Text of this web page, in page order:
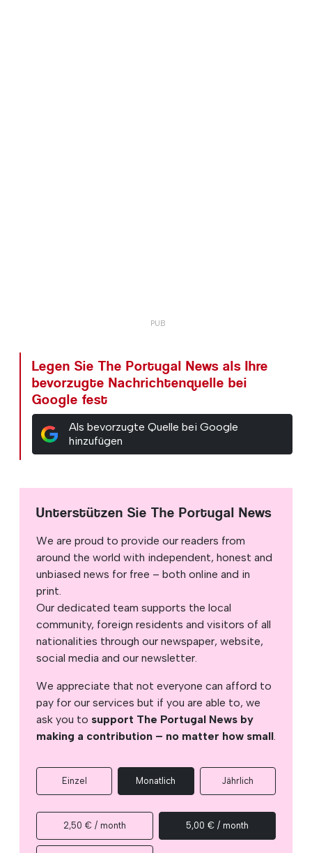
Legen Sie The Portugal News als Ihre
bevorzugte Nachrichtenquelle bei
Google fest
Als bevorzugte Quelle bei Google
hinzufügen
Unterstützen Sie The Portugal News
We are proud to provide our readers from
around the world with independent, honest and
unbiased news for free – both online and in
print.
Our dedicated team supports the local
community, foreign residents and visitors of all
nationalities through our newspaper, website,
social media and our newsletter.
We appreciate that not everyone can afford to
pay for our services but if you are able to, we
ask you to support The Portugal News by
making a contribution – no matter how small.
Einzel Monatlich Jährlich
2,50 € / month 5,00 € / month